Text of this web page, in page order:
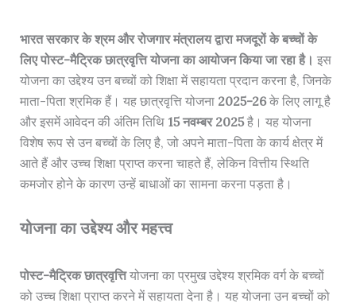
भारत सरकार के श्रम और रोजगार मंत्रालय द्वारा मजदूरों के बच्चों के
लिए पोस्ट-मैट्रिक छात्रवृत्ति योजना का आयोजन किया जा रहा है। इस
योजना का उद्देश्य उन बच्चों को शिक्षा में सहायता प्रदान करना है, जिनके
माता-पिता श्रमिक हैं। यह छात्रवृत्ति योजना 2025-26के लिए लागू है
और इसमें आवेदन की अंतिम तिथि 15 नवम्बर 2025है। यह योजना
विशेष रूप से उन बच्चों के लिए है, जो अपने माता-पिता के कार्य क्षेत्र में
आते हैं और उच्च शिक्षा प्राप्त करना चाहते हैं, लेकिन वित्तीय स्थिति
कमजोर होने के कारण उन्हें बाधाओं का सामना करना पड़ता है।
योजना का उद्देश्य और महत्त्व
पोस्ट-मैट्रिक छात्रवृत्तियोजना का प्रमुख उद्देश्य श्रमिक वर्ग के बच्चों
को उच्च शिक्षा प्राप्त करने में सहायता देना है। यह योजना उन बच्चों को